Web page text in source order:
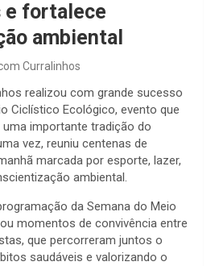
fortalece
ambiental
Curralinhos
realizou com grande sucesso
Ciclístico Ecológico, evento que
importante tradição do
vez, reuniu centenas de
marcada por esporte, lazer,
ambiental.
da Semana do Meio
momentos de convivência entre
que percorreram juntos o
saudáveis e valorizando o